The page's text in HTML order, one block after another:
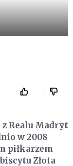
Realu Madryt
w 2008
piłkarzem
Złota